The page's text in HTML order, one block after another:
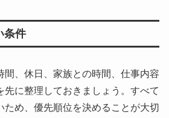
条件
間、休日、家族との時間、仕事内容
先に整理しておきましょう。すべて
ため、優先順位を決めることが大切